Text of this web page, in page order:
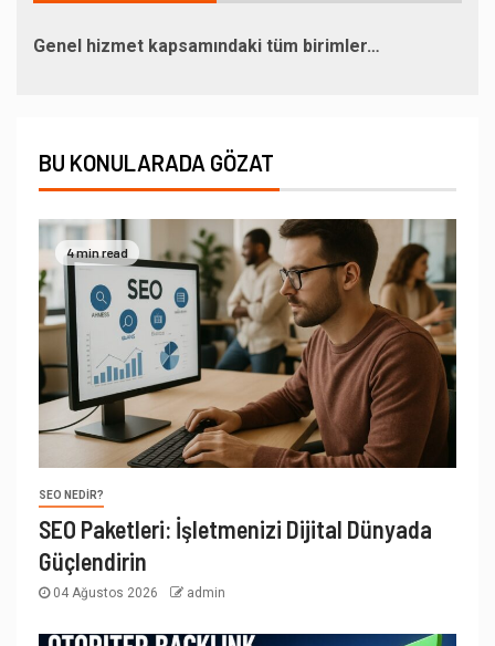
Genel hizmet kapsamındaki tüm birimler…
BU KONULARADA GÖZAT
4 min read
SEO NEDIR?
SEO Paketleri: İşletmenizi Dijital Dünyada
Güçlendirin
04 Ağustos 2026 admin